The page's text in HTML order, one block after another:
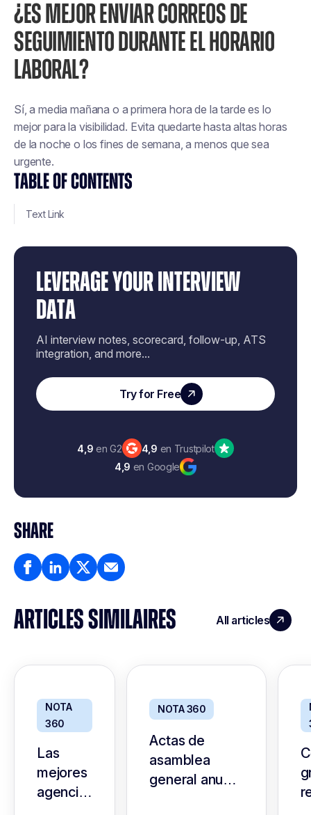
TABLE OF CONTENTS
Text Link
LEVERAGE YOUR INTERVIEW
DATA
AI interview notes, scorecard, follow-up, ATS
integration, and more...
Try for Free
4,9 en G2 4,9 en Trustpilot
4,9 en Google
SHARE
¿ES MEJOR ENVIAR CORREOS DE
SEGUIMIENTO DURANTE EL HORARIO
LABORAL?
Sí, a media mañana o a primera hora de la tarde es lo
mejor para la visibilidad. Evita quedarte hasta altas horas
de la noche o los fines de semana, a menos que sea
urgente.
ARTICLES SIMILAIRES All articles
NOTA
360
Las
mejores
agencias
NOTA 360
Actas de
asamblea
general anual